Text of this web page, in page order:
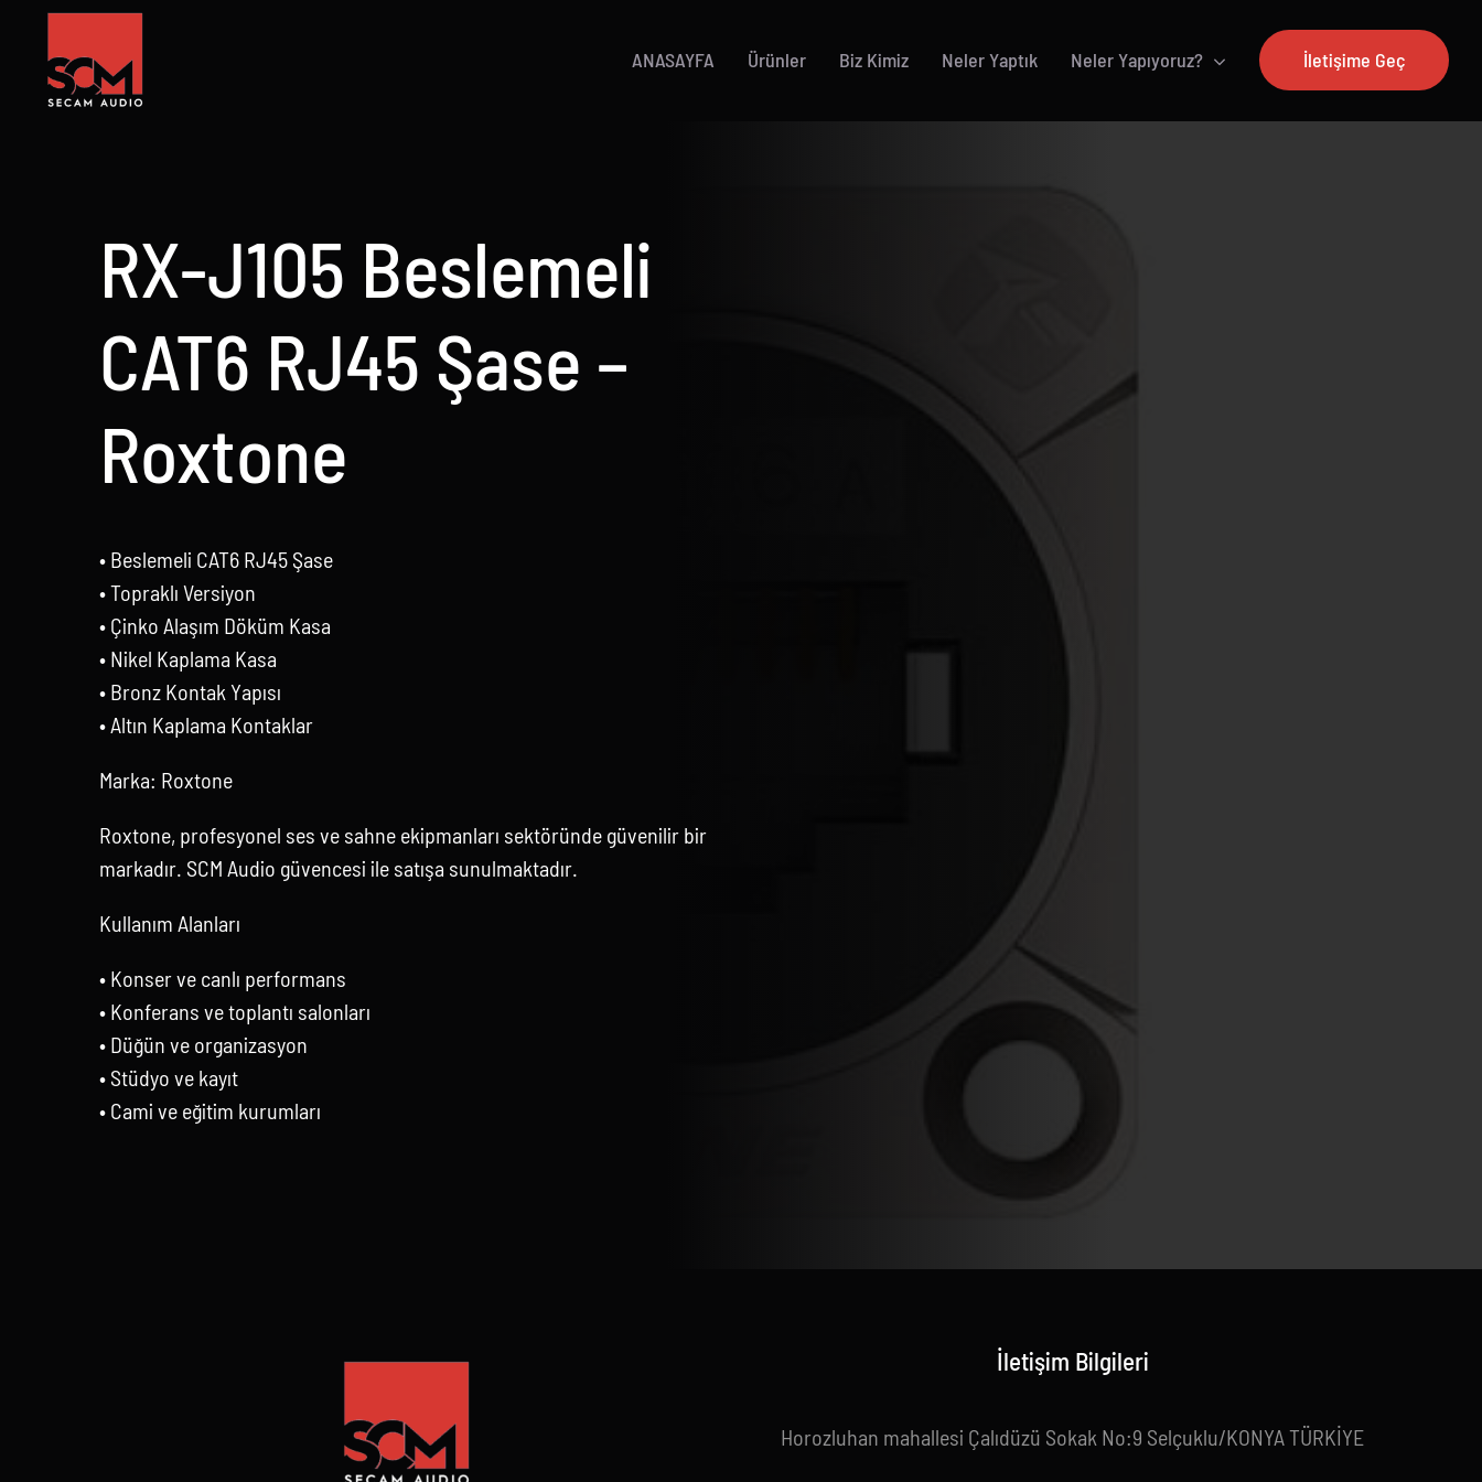
content
ANASAYFA Ürünler Biz Kimiz Neler Yaptık Neler Yapıyoruz? İletişime Geç
RX-J105 Beslemeli
CAT6 RJ45 Şase –
Roxtone
• Beslemeli CAT6 RJ45 Şase
• Topraklı Versiyon
• Çinko Alaşım Döküm Kasa
• Nikel Kaplama Kasa
• Bronz Kontak Yapısı
• Altın Kaplama Kontaklar
Marka: Roxtone
Roxtone, profesyonel ses ve sahne ekipmanları sektöründe güvenilir bir
markadır. SCM Audio güvencesi ile satışa sunulmaktadır.
Kullanım Alanları
• Konser ve canlı performans
• Konferans ve toplantı salonları
• Düğün ve organizasyon
• Stüdyo ve kayıt
• Cami ve eğitim kurumları
İletişim Bilgileri
Horozluhan mahallesi Çalıdüzü Sokak No:9 Selçuklu/KONYA TÜRKİYE